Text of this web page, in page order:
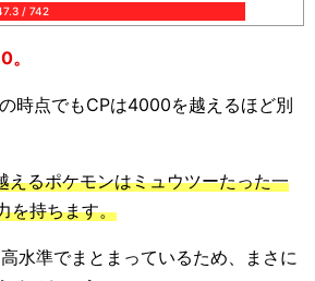
/ 742
時点でもCPは4000を越えるほど別
えるポケモンはミュウツーたった一
を持ちます。
水準でまとまっているため、まさに